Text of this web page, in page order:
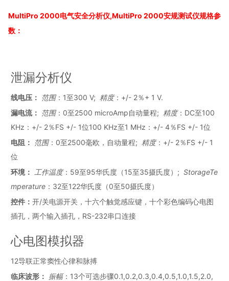
MultiPro 2000电气安全分析仪,MultiPro 2000安规测试仪规格参
数：
泄漏分析仪
线电压 ： 范围：1至300 V; 精度：+/- 2％+ 1 V.
漏电流： 范围：0至2500 microAmp自动量程; 精度：DC至100
KHz：+/- 2％FS +/- 1位100 KHz至1 MHz：+/- 4％FS +/- 1位
电阻 ： 范围：0至2500毫欧，自动量程; 精度：+/- 2％FS +/- 1
位
环境 ： 工作温度：59至95华氏度（15至35摄氏度）; StorageTe
mperature ：32至122华氏度（0至50摄氏度）
控件 ： 开/关电源开关，十六个触觉感应键，十个彩色编码心电图
插孔，两个输入插孔，RS-232串口连接
心电图模拟器
12导联正常窦性心律和脉搏
临床波形 ： 振幅：13个可选步骤0.1,0.2,0.3,0.4,0.5,1.0,1.5,2.0,